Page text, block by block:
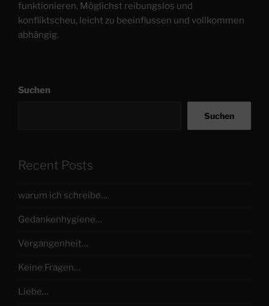
funktionieren. Möglichst reibungslos und
konfliktscheu, leicht zu beeinflussen und vollkommen
abhängig.
Suchen
Suchen
Recent Posts
warum ich schreibe…
Gedankenhygiene…
Vergangenheit…
Keine Fragen…
Liebe…